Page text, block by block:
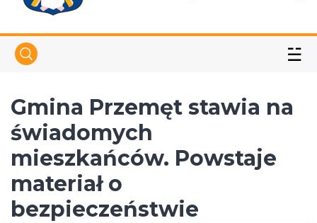
☱
Gmina Przemęt stawia na
świadomych
mieszkańców. Powstaje
materiał o
bezpieczeństwie